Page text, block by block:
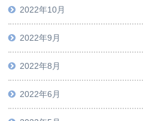
2022年10月
2022年9月
2022年8月
2022年6月